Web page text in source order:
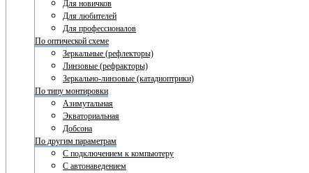
Для новичков
Для любителей
Для профессионалов
По оптической схеме
Зеркальные (рефлекторы)
Линзовые (рефракторы)
Зеркально-линзовые (катадиоптрики)
По типу монтировки
Азимутальная
Экваториальная
Добсона
По другим параметрам
С подключением к компьютеру
С автонаведением